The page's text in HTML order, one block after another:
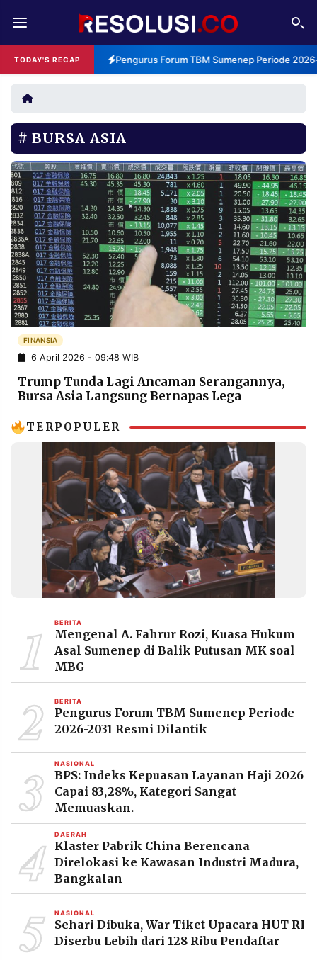
TODAY'S RECAP Pengurus Forum TBM Sumenep Periode
REDAKSI TENTANG
RESOLUSI IKLAN
RUBRIKASI
EDITORIAL AKSARA
FINANSIA PERSONA
DAERAH NASIONAL
MANCA SPORT
INFORMASI
PRIVACY
POLICY
BERITA
WARGA
INFORMASI
IKLAN
KIRIM
PENGADUAN TERM
OF
KAMI
RESOLUSI
MEDIA
PRAMUDITA
©
Resolusi.co
2026
RESOLUSI
MEDIA
PRAMUDITA
BURSA ASIA
FINANSIA
6 April 2026 - 09:48 WIB
Trump Tunda Lagi Ancaman Serangannya,
Bursa Asia Langsung Bernapas Lega
TERPOPULER
1 BERITA
Mengenal A. Fahrur Rozi, Kuasa Hukum
Asal Sumenep di Balik Putusan MK soal
MBG
2 BERITA
Pengurus Forum TBM Sumenep Periode
2026-2031 Resmi Dilantik
3 NASIONAL
BPS: Indeks Kepuasan Layanan Haji 2026
Capai 83,28%, Kategori Sangat
Memuaskan.
4 DAERAH
Klaster Pabrik China Berencana
Direlokasi ke Kawasan Industri Madura,
Bangkalan
5 NASIONAL
Sehari Dibuka, War Tiket Upacara HUT RI
Diserbu Lebih dari 128 Ribu Pendaftar